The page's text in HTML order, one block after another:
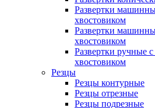
Развертки
хвостовиком
Развертки
хвостовиком
Развертки ручные
хвостовиком
Резцы
Резцы контурные
Резцы отрезные
Резцы подрезные